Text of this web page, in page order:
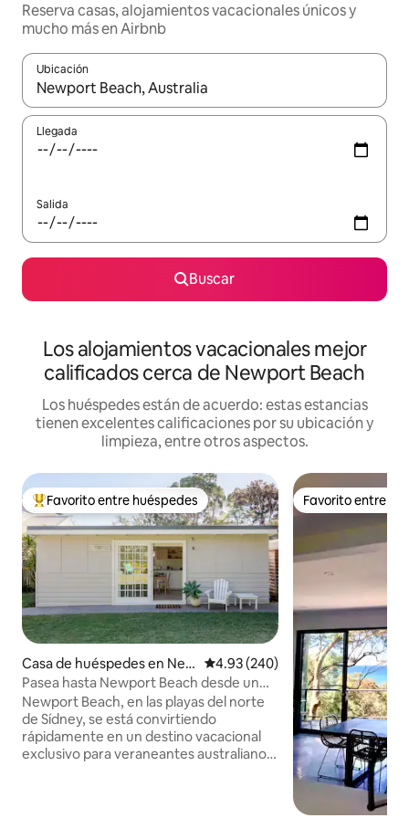
Reserva casas, alojamientos vacacionales únicos y
mucho más en Airbnb
Ubicación
Cuando los resultados estén disponibles, podrás navegar
Llegada
Salida
Buscar
Los alojamientos vacacionales mejor
calificados cerca de Newport Beach
Los huéspedes están de acuerdo: estas estancias
tienen excelentes calificaciones por su ubicación y
limpieza, entre otros aspectos.
De los mejores en Favorito entre huéspedes
Favorito entre huéspedes
Casa de huéspedes en New
port
Calificación promedio: 4.93 de
4.93 (240)
Pasea hasta Newport Beach desde un
cálido estudio
Newport Beach, en las playas del norte
de Sídney, se está convirtiendo
rápidamente en un destino vacacional
exclusivo para veraneantes australianos
Favorito entre
Favorito entre